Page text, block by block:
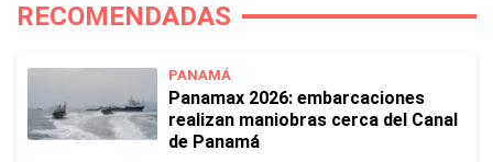
RECOMENDADAS
PANAMÁ
Panamax 2026: embarcaciones
realizan maniobras cerca del Canal
de Panamá